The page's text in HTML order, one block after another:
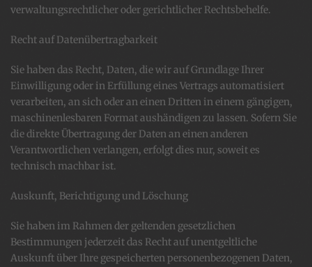
verwaltungsrechtlicher oder gerichtlicher Rechtsbehelfe.
Recht auf Daten­übertrag­barkeit
Sie haben das Recht, Daten, die wir auf Grundlage Ihrer
Einwilligung oder in Erfüllung eines Vertrags automatisiert
verarbeiten, an sich oder an einen Dritten in einem gängigen,
maschinenlesbaren Format aushändigen zu lassen. Sofern Sie
die direkte Übertragung der Daten an einen anderen
Verantwortlichen verlangen, erfolgt dies nur, soweit es
technisch machbar ist.
Auskunft, Berichtigung und Löschung
Sie haben im Rahmen der geltenden gesetzlichen
Bestimmungen jederzeit das Recht auf unentgeltliche
Auskunft über Ihre gespeicherten personenbezogenen Daten,